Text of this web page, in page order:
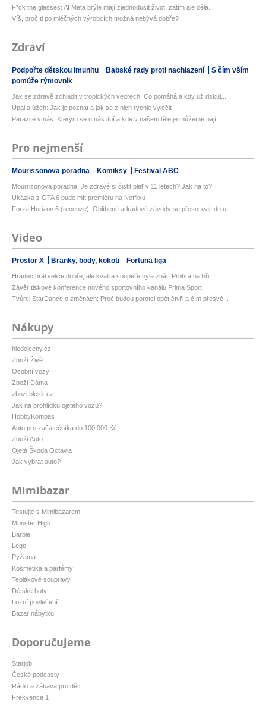
F*ck the glasses: AI Meta brýle mají zjednodušit život, zatím ale děla...
Víš, proč ti po mléčných výrobcích možná nebývá dobře?
Zdraví
Podpořte dětskou imunitu Babské rady proti nachlazení
S čím vším
pomůže rýmovník
Jak se zdravě zchladit v tropických vedrech: Co pomáhá a kdy už riskuj...
Úpal a úžeh: Jak je poznat a jak se z nich rychle vyléčit
Parazité v nás: Kterým se u nás líbí a kde v našem těle je můžeme nají...
Pro nejmenší
Mourissonova poradna Komiksy Festival ABC
Mourrisonova poradna: Je zdravé si čistit pleť v 11 letech? Jak na to?
Ukázka z GTA 6 bude mít premiéru na Netflixu
Forza Horizon 6 (recenze): Oblíbené arkádové závody se přesouvají do u...
Video
Prostor X Branky, body, kokoti Fortuna liga
Hradec hrál velice dobře, ale kvalita soupeře byla znát. Prohra na hři...
Závěr tiskové konference nového sportovního kanálu Prima Sport
Tvůrci StarDance o změnách: Proč budou porotci opět čtyři a čím přesvě...
Nákupy
hledejceny.cz
Zboží Živě
Osobní vozy
Zboží Dáma
zbozi.blesk.cz
Jak na prohlídku ojetého vozu?
HobbyKompas
Auto pro začátečníka do 100 000 Kč
Zboží Auto
Ojetá Škoda Octavia
Jak vybrat auto?
Mimibazar
Testujte s Mimibazarem
Monster High
Barbie
Lego
Pyžama
Kosmetika a parfémy
Teplákové soupravy
Dětské boty
Ložní povlečení
Bazar nábytku
Doporučujeme
Starjob
České podcasty
Rádio a zábava pro děti
Frekvence 1